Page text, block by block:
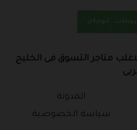
متاجر التسوق فى الخليج
المدونة
سياسة الخصوصية